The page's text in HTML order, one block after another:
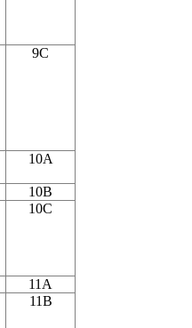
9C
10A
10B
10C
11A
11B